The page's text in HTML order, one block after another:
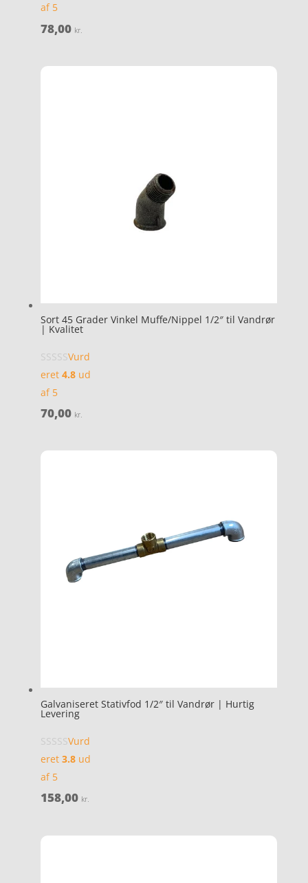
af 5
78,00 kr.
Sort 45 Grader Vinkel Muffe/Nippel 1/2″ til Vandrør
| Kvalitet
Vurd
eret 4.8ud
af 5
70,00 kr.
Galvaniseret Stativfod 1/2″ til Vandrør | Hurtig
Levering
Vurd
eret 3.8ud
af 5
158,00 kr.